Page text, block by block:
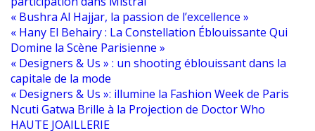
« Bushra Al Hajjar, la passion de l’excellence »
« Hany El Behairy : La Constellation Éblouissante Qui
Domine la Scène Parisienne »
« Designers & Us » : un shooting éblouissant dans la
capitale de la mode
« Designers & Us »: illumine la Fashion Week de Paris
Ncuti Gatwa Brille à la Projection de Doctor Who
HAUTE JOAILLERIE